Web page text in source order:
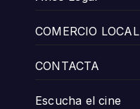
COMERCIO LOCAL
CONTACTA
Escucha el cine